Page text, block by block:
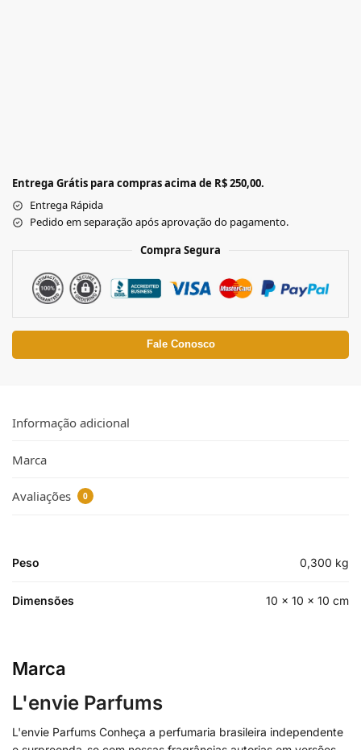
Entrega Grátis para compras acima de R$ 250,00.
Entrega Rápida
Pedido em separação após aprovação do pagamento.
Compra Segura
Fale Conosco
Informação adicional
Marca
Avaliações 0
Peso 0,300 kg
Dimensões 10 × 10 × 10 cm
Marca
L'envie Parfums
L'envie Parfums Conheça a perfumaria brasileira independente